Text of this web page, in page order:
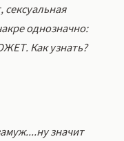
однозначно:
Как узнать?
значит